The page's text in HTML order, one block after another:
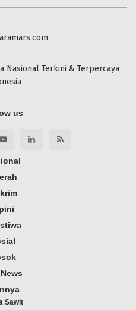
Nasional Terkini & Terpercaya
us
Sawit